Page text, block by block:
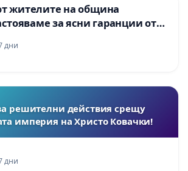
жителите на община
за ясни гаранции от
АД и от държавата, че ще се
екологични норми!
дни
решителни действия срещу
империя на Христо Ковачки!
дни